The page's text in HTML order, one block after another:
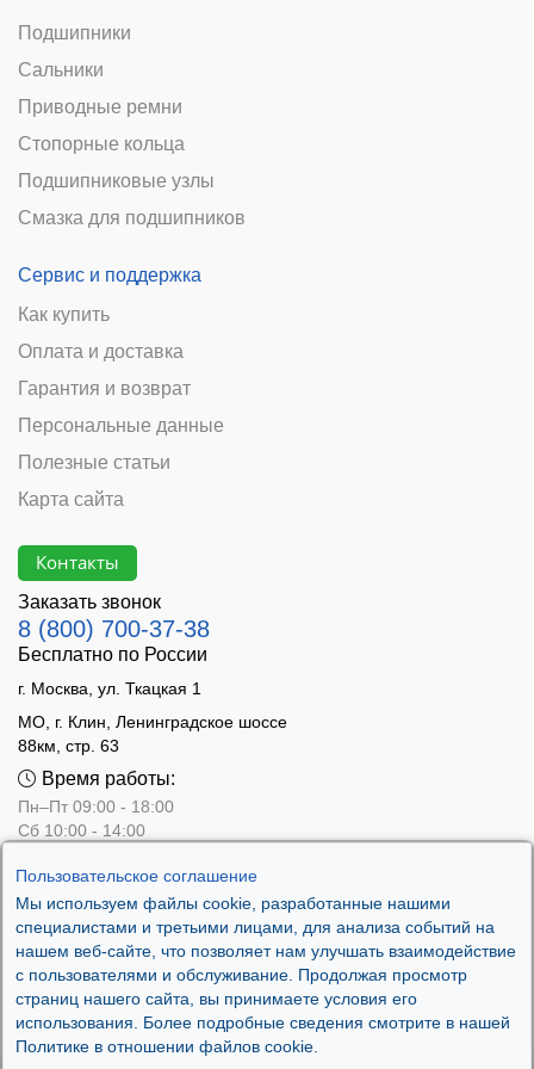
Пользовательское соглашение
Мы используем файлы cookie, разработанные нашими
специалистами и третьими лицами, для анализа событий на
нашем веб-сайте, что позволяет нам улучшать взаимодействие
с пользователями и обслуживание. Продолжая просмотр
страниц нашего сайта, вы принимаете условия его
использования. Более подробные сведения смотрите в нашей
Политике в отношении файлов cookie.
Подшипники
Сальники
Приводные ремни
Стопорные кольца
Подшипниковые узлы
Смазка для подшипников
Сервис и поддержка
Как купить
Оплата и доставка
Гарантия и возврат
Персональные данные
Полезные статьи
Карта сайта
Контакты
Заказать звонок
8 (800) 700-37-38
Бесплатно по России
г. Москва, ул. Ткацкая 1
МО, г. Клин, Ленинградское шоссе
88км, стр. 63
Время работы:
Пн–Пт 09:00 - 18:00
Сб 10:00 - 14:00